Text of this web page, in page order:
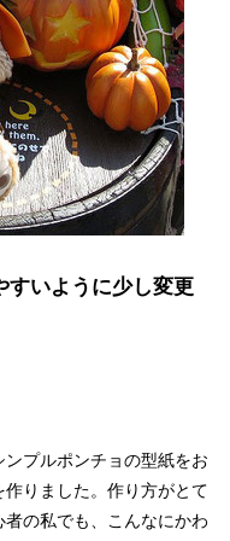
すいように少し変更
プルポンチョの型紙をお
りました。作り方がとて
の私でも、こんなにかわ